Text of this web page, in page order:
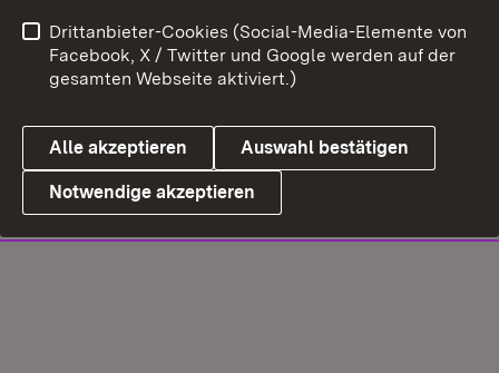
Drittanbieter-Cookies (Social-Media-Elemente von
Facebook, X / Twitter und Google werden auf der
gesamten Webseite aktiviert.)
Alle akzeptieren Auswahl bestätigen
Notwendige akzeptieren